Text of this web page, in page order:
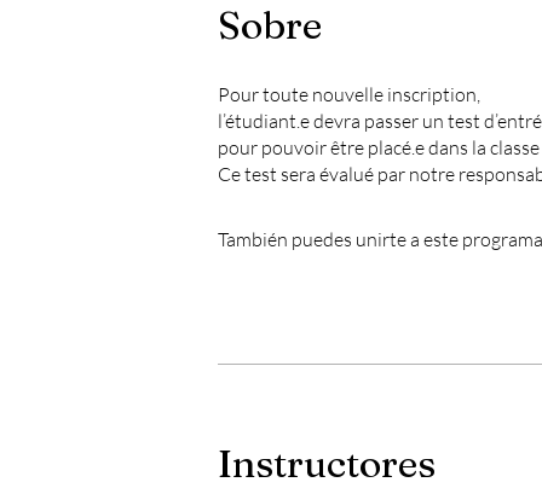
Sobre
​Pour toute nouvelle inscription,
l’étudiant.e devra passer un test
pour pouvoir être placé.e dans la
Ce test sera évalué par notre
También puedes unirte a este
Instructores